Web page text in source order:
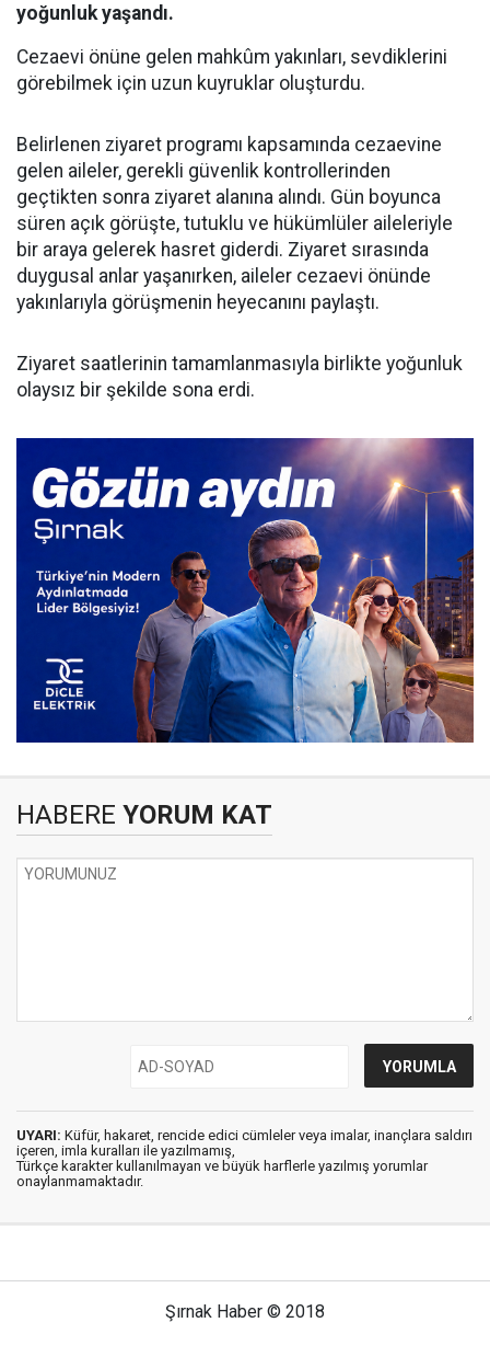
yoğunluk yaşandı.
Cezaevi önüne gelen mahkûm yakınları, sevdiklerini
görebilmek için uzun kuyruklar oluşturdu.
​Belirlenen ziyaret programı kapsamında cezaevine
gelen aileler, gerekli güvenlik kontrollerinden
geçtikten sonra ziyaret alanına alındı. Gün boyunca
süren açık görüşte, tutuklu ve hükümlüler aileleriyle
bir araya gelerek hasret giderdi. Ziyaret sırasında
duygusal anlar yaşanırken, aileler cezaevi önünde
yakınlarıyla görüşmenin heyecanını paylaştı.
​Ziyaret saatlerinin tamamlanmasıyla birlikte yoğunluk
olaysız bir şekilde sona erdi.
HABERE YORUM KAT
UYARI: Küfür, hakaret, rencide edici cümleler veya imalar, inançlara saldırı
içeren, imla kuralları ile yazılmamış,
Türkçe karakter kullanılmayan ve büyük harflerle yazılmış yorumlar
onaylanmamaktadır.
Şırnak Haber © 2018